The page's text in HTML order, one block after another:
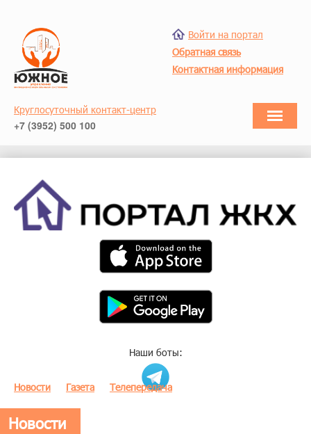
Войти на портал
Обратная связь
Контактная информация
Круглосуточный контакт-центр
+7 (3952) 500 100
Наши боты:
Новости Газета Телепередача
Новости